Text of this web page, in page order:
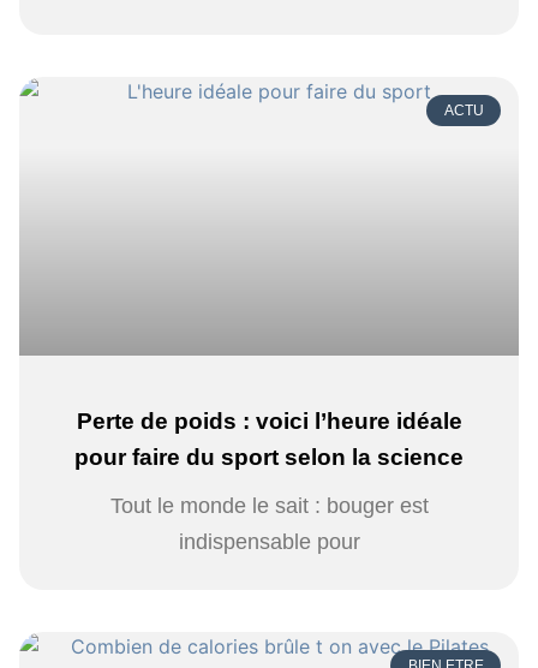
ACTU
Perte de poids : voici l’heure idéale
pour faire du sport selon la science
Tout le monde le sait : bouger est
indispensable pour